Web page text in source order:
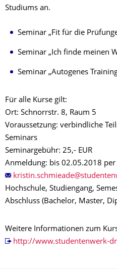
Studiums an.
Seminar „Fit für die
Seminar „Ich finde meinen
Seminar „Autogenes
Für alle Kurse gilt:
Ort: Schnorrstr. 8, Raum 5
Voraussetzung: verbindliche
Seminars
Seminargebühr: 25,- EUR
Anmeldung: bis 02.05.2018 per
Hochschule, Studiengang,
Abschluss (Bachelor, Master,
Weitere Informationen zum
http://www.studentenwerk-